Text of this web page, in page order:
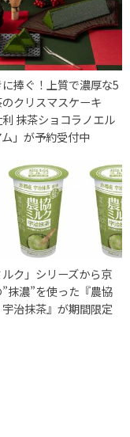
捧ぐ！上質で濃厚な5
クリスマスケーキ
利 抹茶ショコラノエル
」が予約受付中
ルク」シリーズから京
抹濃”を使った『農協
治抹茶』が期間限定